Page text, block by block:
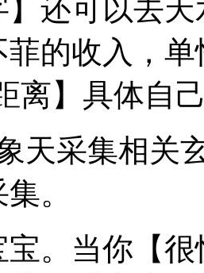
还可以去
的收入，
离】具体自
采集相关玄
。
当你【很